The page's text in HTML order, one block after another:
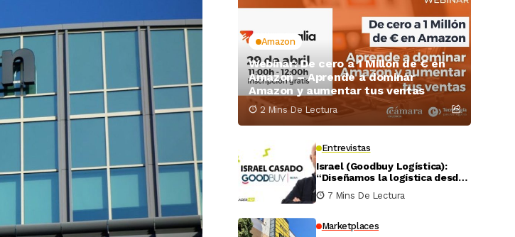
Amazon
Webinar: De cero a 1 Millón de € en
Amazon – Aprende a dominar
Amazon y aumentar tus ventas
2 Mins De Lectura
Entrevistas
Israel (Goodbuy Logística):
“Diseñamos la logística desde
el lado real del vendedor
online”
7 Mins De Lectura
Marketplaces